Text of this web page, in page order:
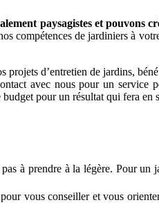
paysagistes et
compétences de jardiniers à
d’entretien de jardins,
avec nous pour un
pour un résultat qui fera en
à prendre à la légère. Pour
vous conseiller et vous